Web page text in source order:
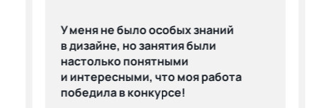
У меня не было особых знаний
в дизайне, но занятия были
настолько понятными
и интересными, что моя работа
победила в конкурсе!